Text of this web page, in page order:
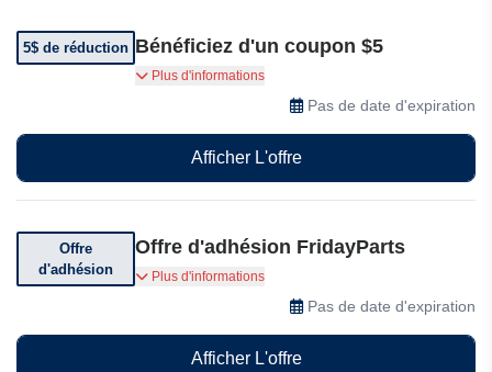
5$ de réduction Bénéficiez d'un coupon $5
Abonnez-vous et obtenez 5$ de réduction sur
votre première commande
Plus d'informations
Pas de date d'expiration
Afficher L'offre
Offre
d'adhésion
Offre d'adhésion FridayParts
Adhérez à un programme d'adhésion et obtenez
des récompenses : les membres pro obtiennent
10% de récompense et les membres personnels
obtiennent 5% de récompense.
Plus d'informations
Pas de date d'expiration
Afficher L'offre